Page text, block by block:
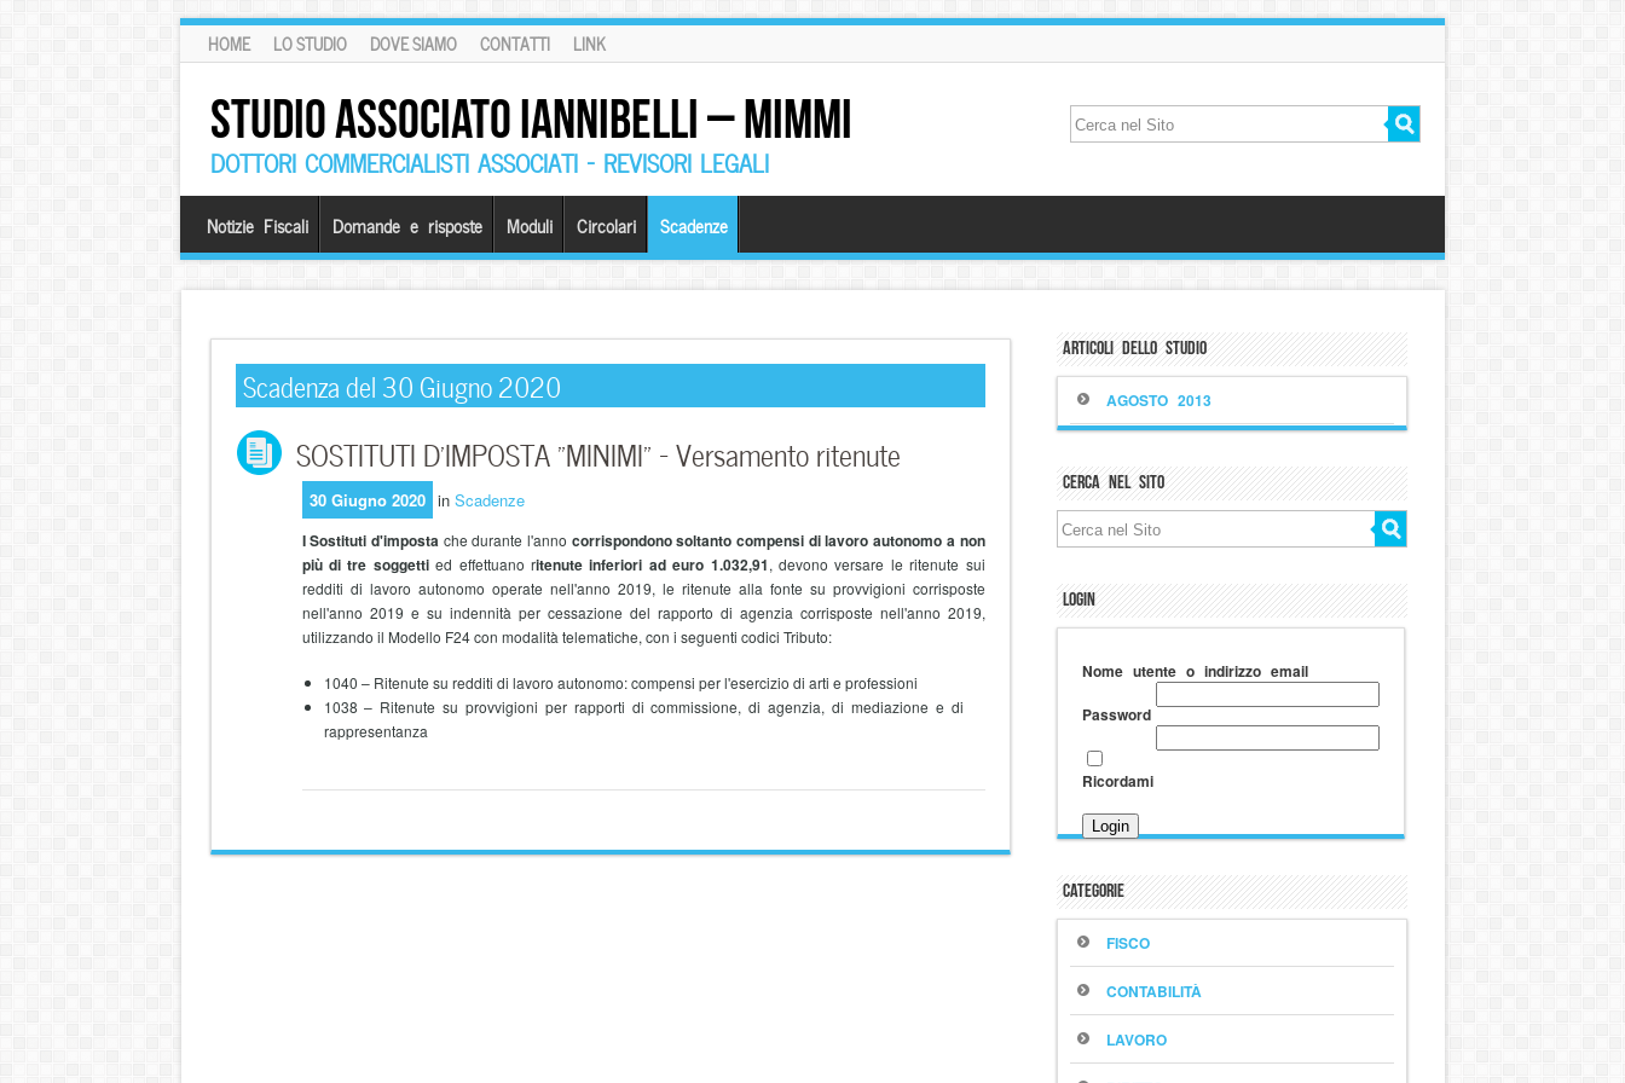
HOME LO STUDIO DOVE SIAMO CONTATTI LINK
STUDIO ASSOCIATO IANNIBELLI – MIMMI
DOTTORI COMMERCIALISTI ASSOCIATI – REVISORI LEGALI
Notizie Fiscali Domande e risposte Moduli Circolari Scadenze
Scadenza del 30 Giugno 2020
SOSTITUTI D’IMPOSTA “MINIMI” – Versamento ritenute
30 Giugno 2020 in Scadenze
I Sostituti d'imposta che durante l'anno corrispondono soltanto compensi di lavoro autonomo a non
più di tre soggettied effettuano ritenute inferiori ad euro 1.032,91, devono versare le ritenute sui
redditi di lavoro autonomo operate nell'anno 2019, le ritenute alla fonte su provvigioni corrisposte
nell'anno 2019 e su indennità per cessazione del rapporto di agenzia corrisposte nell'anno 2019,
utilizzando il Modello F24 con modalità telematiche, con i seguenti codici Tributo:
1040 – Ritenute su redditi di lavoro autonomo: compensi per l'esercizio di arti e professioni
1038 – Ritenute su provvigioni per rapporti di commissione, di agenzia, di mediazione e di
rappresentanza
Articoli dello Studio
AGOSTO 2013
Cerca nel sito
Login
Nome utente o indirizzo email
Password
Ricordami
Categorie
FISCO
CONTABILITÀ
LAVORO